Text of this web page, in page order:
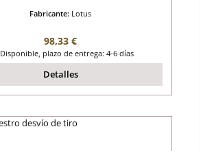
Fabricante: Lotus
Precio normal:
98,33 €
Disponible, plazo de entrega: 4-6 días
Detalles